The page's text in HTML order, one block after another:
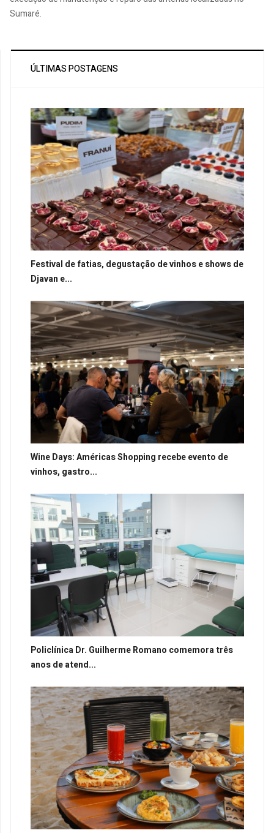
Sumaré.
ÚLTIMAS POSTAGENS
Festival de fatias, degustação de vinhos e shows de
Djavan e...
Wine Days: Américas Shopping recebe evento de
vinhos, gastro...
Policlínica Dr. Guilherme Romano comemora três
anos de atend...